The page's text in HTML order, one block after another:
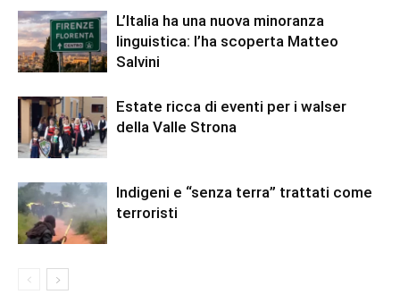
L’Italia ha una nuova minoranza
linguistica: l’ha scoperta Matteo
Salvini
Estate ricca di eventi per i walser
della Valle Strona
Indigeni e “senza terra” trattati come
terroristi